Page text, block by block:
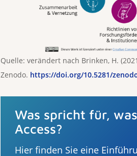
Quelle: verändert nach Brinken, H.
Zenodo. https://doi.org/10.5281/
Was spricht für,
Access?
Hier finden Sie eine